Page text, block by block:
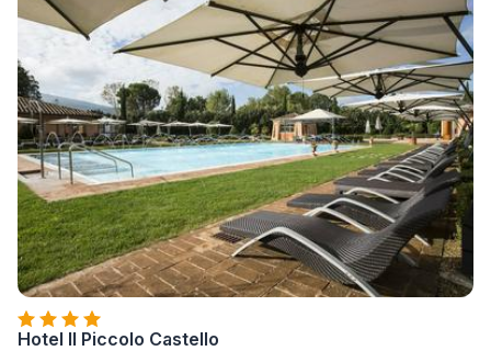
Hotel Il Piccolo Castello